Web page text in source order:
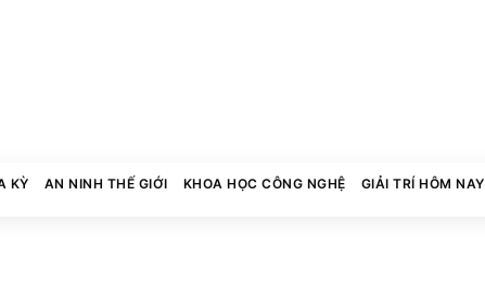
KỲ AN NINH THẾ GIỚI KHOA HỌC CÔNG NGHỆ GIẢI TRÍ HÔM NAY